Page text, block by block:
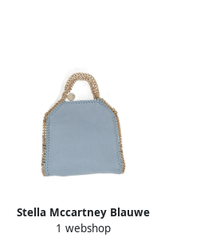
Stella Mccartney Blauwe
Shaggy Deer Kettingtas
1 webshop